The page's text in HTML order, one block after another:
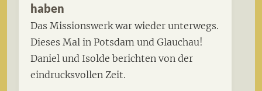
haben
Das Missionswerk war wieder unterwegs.
Dieses Mal in Potsdam und Glauchau!
Daniel und Isolde berichten von der
eindrucksvollen Zeit.